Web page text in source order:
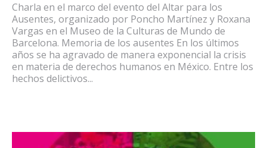
Charla en el marco del evento del Altar para los
Ausentes, organizado por Poncho Martínez y Roxana
Vargas en el Museo de la Culturas de Mundo de
Barcelona. Memoria de los ausentes En los últimos
años se ha agravado de manera exponencial la crisis
en materia de derechos humanos en México. Entre los
hechos delictivos...